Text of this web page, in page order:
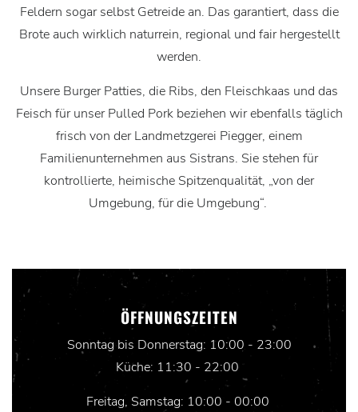
Feldern sogar selbst Getreide an. Das garantiert, dass die
Brote auch wirklich naturrein, regional und fair hergestellt
werden.
Unsere Burger Patties, die Ribs, den Fleischkaas und das
Feisch für unser Pulled Pork beziehen wir ebenfalls täglich
frisch von der Landmetzgerei Piegger, einem
Familienunternehmen aus Sistrans. Sie stehen für
kontrollierte, heimische Spitzenqualität, „von der
Umgebung, für die Umgebung“.
ÖFFNUNGSZEITEN
Sonntag bis Donnerstag: 10:00 - 23:00
Küche: 11:30 - 22:00
Freitag, Samstag: 10:00 - 00:00